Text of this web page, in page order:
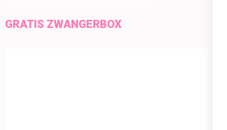
GRATIS ZWANGERBOX